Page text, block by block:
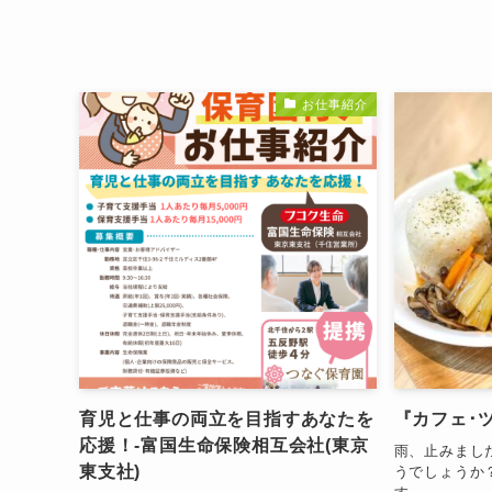
お仕事紹介
育児と仕事の両立を目指すあなたを
応援！-富国生命保険相互会社(東京
東支社)
『カフェ･
雨、止みまし
うでしょうか